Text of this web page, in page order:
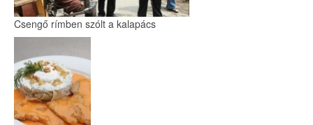
Csengő rímben szólt a kalapács